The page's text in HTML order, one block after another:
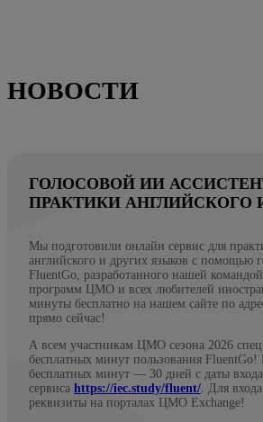
НОВОСТИ
ГОЛОСОВОЙ ИИ
ПРАКТИКИ АНГЛИЙСКОГО
Мы подготовили онлайн сервис для
английского и других языков с помощью
FluentGo, разработанного нашей
программ ЦМО и всех любителей
минуты бесплатно на нашем сайте по
прямо сейчас!
А всем участникам ЦМО сезона 2026
бесплатных минут пользования FluentGo!
бесплатных минут — 30 дней с даты
сервиса https://iec.study/fluent/. Для
реквизиты на порталах ЦМО Exchange!